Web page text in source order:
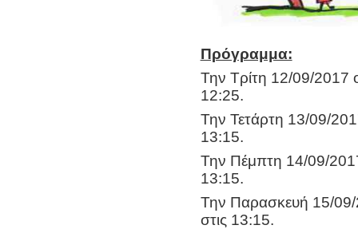
Πρόγραμμα:
Την Τρίτη 12/09/2017
12:25.
Την Τετάρτη 13/09/
13:15.
Την Πέμπτη 14/09/
13:15.
Την Παρασκευή 15/09/
στις 13:15.